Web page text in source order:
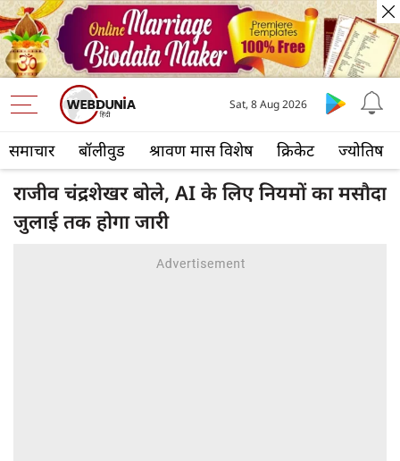
समाचार बॉलीवुड श्रावण मास विशेष क्रिकेट ज्योतिष
Sat, 8 Aug 2026
राजीव चंद्रशेखर बोले, AI के लिए नियमों का मसौदा
जुलाई तक होगा जारी